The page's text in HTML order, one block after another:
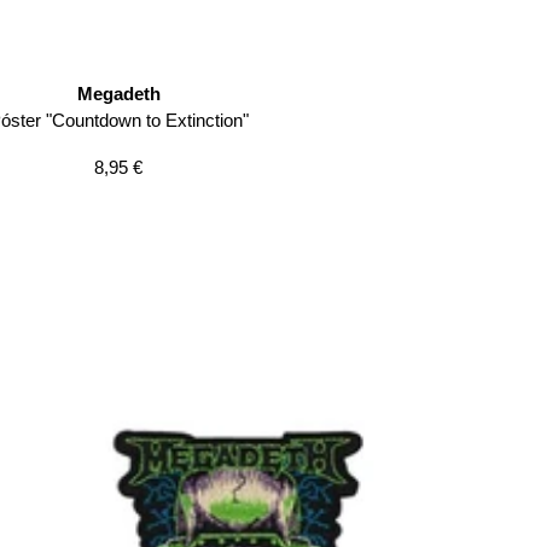
Megadeth
"Countdown to Extinction"
Precio
8,95 €